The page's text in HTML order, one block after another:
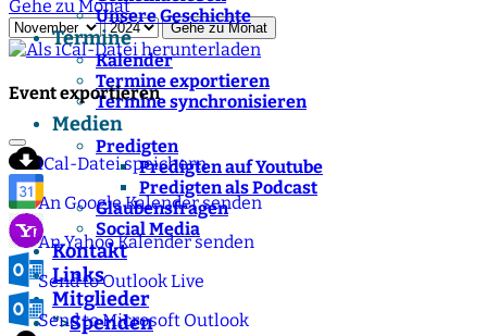
Unsere Geschichte
Termine
Kalender
Termine exportieren
Termine synchronisieren
Medien
Predigten
Predigten auf Youtube
Predigten als Podcast
Glaubensfragen
Social Media
Kontakt
Links
Mitglieder
">Spenden
Gehe zu Monat
Gehe zu Monat
Event exportieren
iCal-Datei speichern
An Google Kalender senden
An Yahoo Kalender senden
Send to Outlook Live
Send to Microsoft Outlook